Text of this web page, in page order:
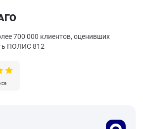
700 000 клиентов, оценивших
ПОЛИС 812